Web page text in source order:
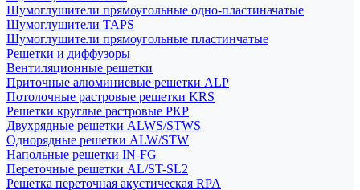
Шумоглушители прямоугольные одно-пластиначатые
Шумоглушители TAPS
Шумоглушители прямоугольные пластинчатые
Решетки и диффузоры
Вентиляционные решетки
Приточные алюминиевые решетки ALP
Потолочные растровые решетки KRS
Решетки круглые растровые РКР
Двухрядные решетки ALWS/STWS
Однорядные решетки ALW/STW
Напольные решетки IN-FG
Переточные решетки AL/ST-SL2
Решетка переточная акустическая RPA